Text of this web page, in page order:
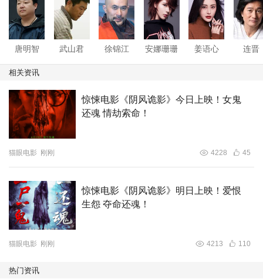
以执念铸诡影，以阴风藏怨灵，解锁最正统、最后劲的中式
心理恐怖！端午鬼门开，鬼妻踏夜归！影片由泉州六时吉祥
影业有限公司、保定芊林文化传媒有限公司、泉州意乐影业
有限公司、邯郸市邯小森文化传媒有限公司、高碑店市环麦
文化传媒有限公司出品，山西菲尔幕文化传媒有限公司宣
传，浙江东阳四月天影视文化有限公司发行，北京君禾嘉影
阴阳迷局，直面夜半归魂！
唐明智 武山君 徐锦江 安娜珊珊 姜语心 连晋
相关资讯
惊悚电影《阴风诡影》今日上映！女鬼
还魂 情劫索命！
猫眼电影 刚刚 4228 45
惊悚电影《阴风诡影》明日上映！爱恨
生怨 夺命还魂！
猫眼电影 刚刚 4213 110
热门资讯